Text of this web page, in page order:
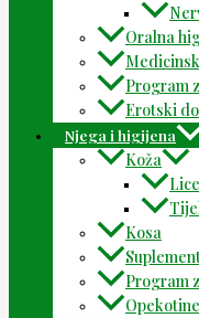
Oralna
Program
Erotski
Njega i higijena
Koža
Lice
Kosa
Program